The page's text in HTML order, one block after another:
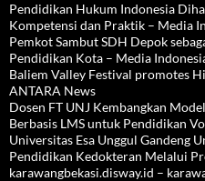
Pendidikan Hukum Indonesia
Kompetensi dan Praktik – Media
Pemkot Sambut SDH Depok
Pendidikan Kota – Media
Baliem Valley Festival promotes
ANTARA News
Dosen FT UNJ Kembangkan
Berbasis LMS untuk Pendidikan
Universitas Esa Unggul Gandeng
Pendidikan Kedokteran Melalui
karawangbekasi.disway.id –